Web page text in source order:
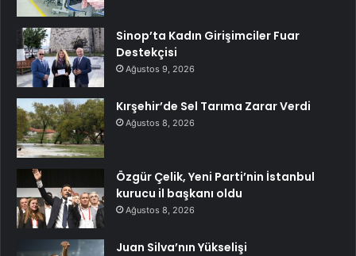
Sinop’ta Kadın Girişimciler Fuar
Destekçisi
Ağustos 9, 2026
Kırşehir’de Sel Tarıma Zarar Verdi
Ağustos 8, 2026
Özgür Çelik, Yeni Parti’nin İstanbul
kurucu il başkanı oldu
Ağustos 8, 2026
Juan Silva’nın Yükselişi